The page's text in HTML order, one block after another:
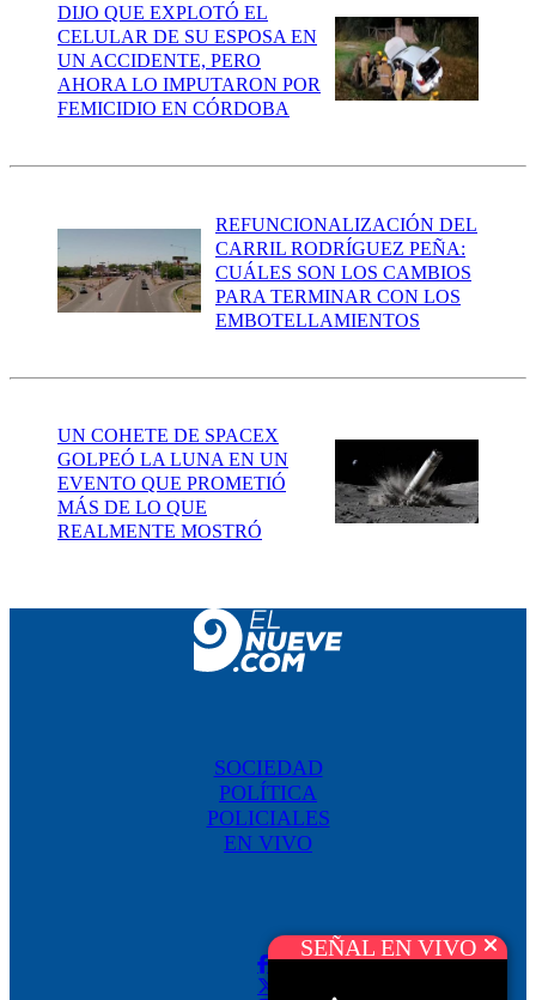
SEÑAL EN VIVO
DIJO QUE EXPLOTÓ EL
CELULAR DE SU ESPOSA EN
UN ACCIDENTE, PERO
AHORA LO IMPUTARON POR
FEMICIDIO EN CÓRDOBA
REFUNCIONALIZACIÓN DEL
CARRIL RODRÍGUEZ PEÑA:
CUÁLES SON LOS CAMBIOS
PARA TERMINAR CON LOS
EMBOTELLAMIENTOS
UN COHETE DE SPACEX
GOLPEÓ LA LUNA EN UN
EVENTO QUE PROMETIÓ
MÁS DE LO QUE
REALMENTE MOSTRÓ
SOCIEDAD
POLÍTICA
POLICIALES
EN VIVO